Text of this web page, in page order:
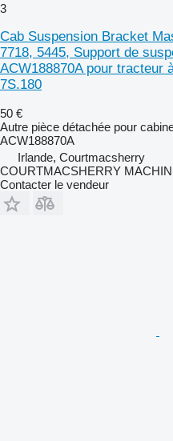
3
Cab Suspension Bracket
7718, 5445, Support de
ACW188870A pour tracteur
7S.180
50 €
Autre pièce détachée pour
ACW188870A
Irlande, Courtmacsherry
COURTMACSHERRY
Contacter le vendeur